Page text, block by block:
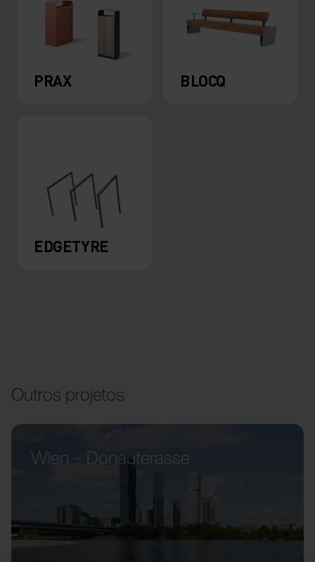
PRAX BLOCQ
EDGETYRE
Outros projetos
Wien – Donauterasse